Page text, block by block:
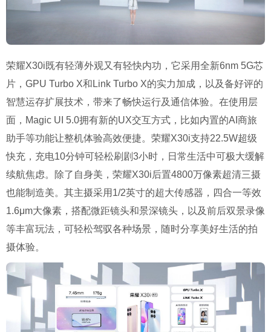
荣耀X30i既有轻薄外观又有轻快内功，它采用全新6nm 5G芯
片，GPU Turbo X和Link Turbo X的实力加成，以及备好评的
智慧运存扩展技术，带来了畅快运行及通信体验。在使用层
面，Magic UI 5.0拥有新的UX交互方式，比如内置的AI商旅
助手等功能让整机体验高效便捷。荣耀X30i支持22.5W超级
快充，充电10分钟可轻松刷剧3小时，日常生活中可极大缓解
续航焦虑。除了自身美，荣耀X30i后置4800万像素超清三摄
也能制造美。其主摄采用1/2英寸的超大传感器，四合一等效
1.6μm大像素，搭配微距镜头和景深镜头，以及前后双景录像
等丰富玩法，可轻松驾驭各种场景，随时分享美好生活的拍
摄体验。